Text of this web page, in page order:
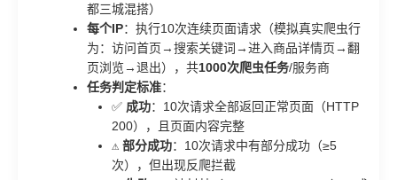
都三城混搭）
每个IP：执行10次连续页面请求（模拟真实爬虫行
为：访问首页→搜索关键词→进入商品详情页→翻
页浏览→退出），共1000次爬虫任务/服务商
任务判定标准：
✅ 成功：10次请求全部返回正常页面（HTTP
200），且页面内容完整
⚠️ 部分成功：10次请求中有部分成功（≥5
次），但出现反爬拦截